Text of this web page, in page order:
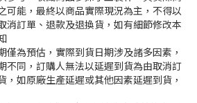
可能，最終以商品實際現況為主，不得以
消訂單、退款及退換貨，如有細節修改本
僅為預估，實際到貨日期涉及諸多因素，
不同，訂購人無法以延遲到貨為由取消訂
，如原廠生產延遲或其他因素延遲到貨，